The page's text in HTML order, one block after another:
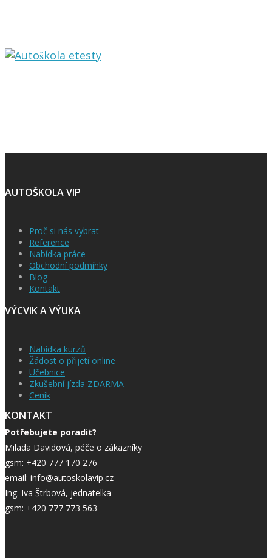
AUTOŠKOLA VIP
Proč si nás vybrat
Reference
Nabídka práce
Obchodní podmínky
Blog
Kontakt
VÝCVIK A VÝUKA
Nabídka kurzů
Žádost o přijetí online
Učebnice
Zkušební jízda ZDARMA
Ceník
KONTAKT
Potřebujete poradit?
Milada Davidová, péče o zákazníky
gsm: +420 777 170 276
email: info@autoskolavip.cz
Ing. Iva Štrbová, jednatelka
gsm: +420 777 773 563